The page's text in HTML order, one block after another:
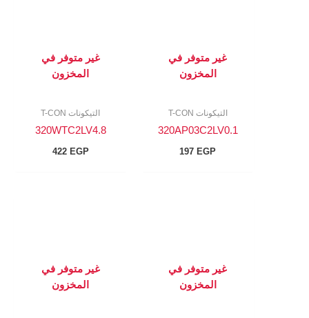
غير متوفر في
المخزون
التيكونات T-CON
320AP03C2LV0.1
197 EGP
غير متوفر في
المخزون
التيكونات T-CON
320WTC2LV4.8
422 EGP
غير متوفر في
المخزون
غير متوفر في
المخزون